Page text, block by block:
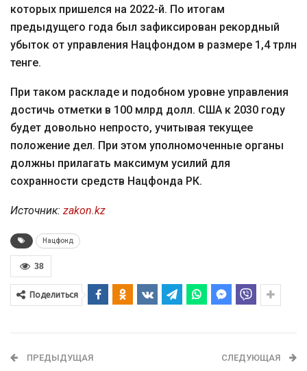
которых пришелся на 2022-й. По итогам
предыдущего года был зафиксирован рекордный
убыток от управления Нацфондом в размере 1,4 трлн
тенге.
При таком раскладе и подобном уровне управления
достичь отметки в 100 млрд долл. США к 2030 году
будет довольно непросто, учитывая текущее
положение дел. При этом уполномоченные органы
должны прилагать максимум усилий для
сохранности средств Нацфонда РК.
Источник: zakon.kz
Нацфонд
38
Поделиться
ПРЕДЫДУЩАЯ СЛЕДУЮЩАЯ